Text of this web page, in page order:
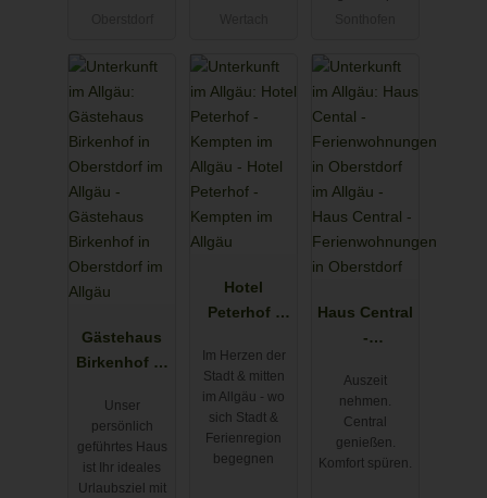
Gästehaus
Birkenhof in
im Allgäu
Unser
persönlich
geführtes Haus
ist Ihr ideales
Urlaubsziel mit
Hotel
Peterhof -
Allgäu
Im Herzen der
Stadt & mitten
im Allgäu - wo
sich Stadt &
Ferienregion
begegnen
Haus Central
-
ungen in
Auszeit
nehmen.
Central
genießen.
Komfort spüren.